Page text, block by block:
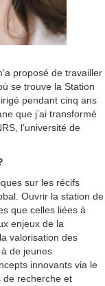
proposé de travailler
se trouve la Station
pendant cinq ans
que j’ai transformé
l’université de
sur les récifs
Ouvrir la station de
que celles liées à
enjeux de la
valorisation des
de jeunes
innovants via le
de recherche et